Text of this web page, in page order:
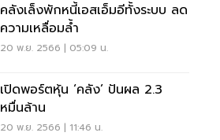
คลังเล็งพักหนี้เอสเอ็มอีทั้งระบบ ลด
ความเหลื่อมล้ำ
20 พ.ย. 2566 | 05:09 น.
เปิดพอร์ตหุ้น ‘คลัง’ ปันผล 2.3
หมื่นล้าน
20 พ.ย. 2566 | 11:46 น.